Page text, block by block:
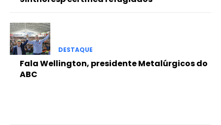
DESTAQUE
Fala Wellington, presidente Metalúrgicos do
ABC